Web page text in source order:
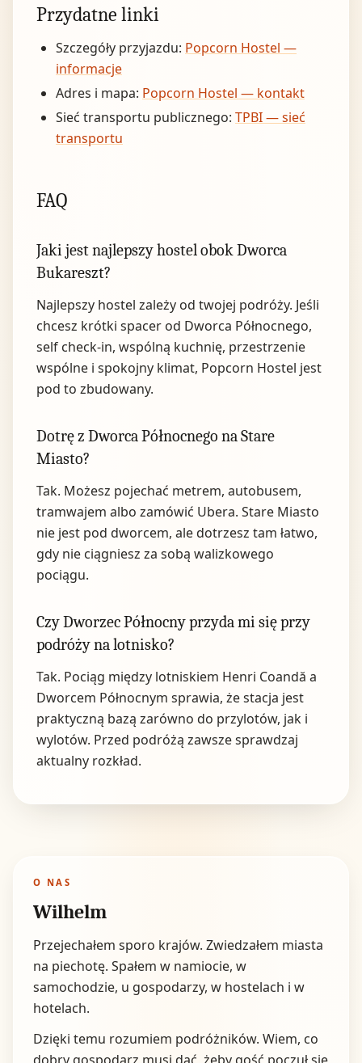
Przydatne linki
Szczegóły przyjazdu: Popcorn Hostel —
informacje
Adres i mapa: Popcorn Hostel — kontakt
Sieć transportu publicznego: TPBI — sieć
transportu
FAQ
Jaki jest najlepszy hostel obok Dworca
Bukareszt?
Najlepszy hostel zależy od twojej podróży. Jeśli
chcesz krótki spacer od Dworca Północnego,
self check-in, wspólną kuchnię, przestrzenie
wspólne i spokojny klimat, Popcorn Hostel jest
pod to zbudowany.
Dotrę z Dworca Północnego na Stare
Miasto?
Tak. Możesz pojechać metrem, autobusem,
tramwajem albo zamówić Ubera. Stare Miasto
nie jest pod dworcem, ale dotrzesz tam łatwo,
gdy nie ciągniesz za sobą walizkowego
pociągu.
Czy Dworzec Północny przyda mi się przy
podróży na lotnisko?
Tak. Pociąg między lotniskiem Henri Coandă a
Dworcem Północnym sprawia, że stacja jest
praktyczną bazą zarówno do przylotów, jak i
wylotów. Przed podróżą zawsze sprawdzaj
aktualny rozkład.
O NAS
Wilhelm
Przejechałem sporo krajów. Zwiedzałem miasta
na piechotę. Spałem w namiocie, w
samochodzie, u gospodarzy, w hostelach i w
hotelach.
Dzięki temu rozumiem podróżników. Wiem, co